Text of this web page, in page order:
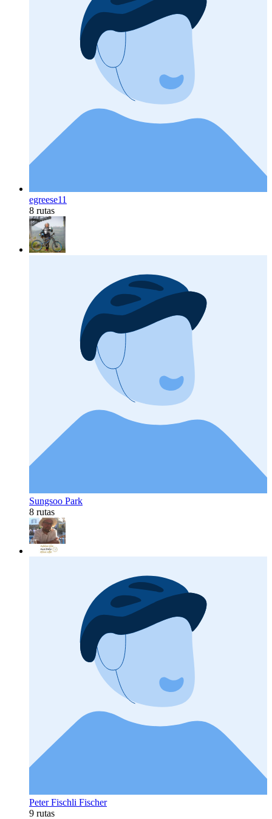
egreese11
8 rutas
Sungsoo Park
8 rutas
Peter Fischli Fischer
9 rutas